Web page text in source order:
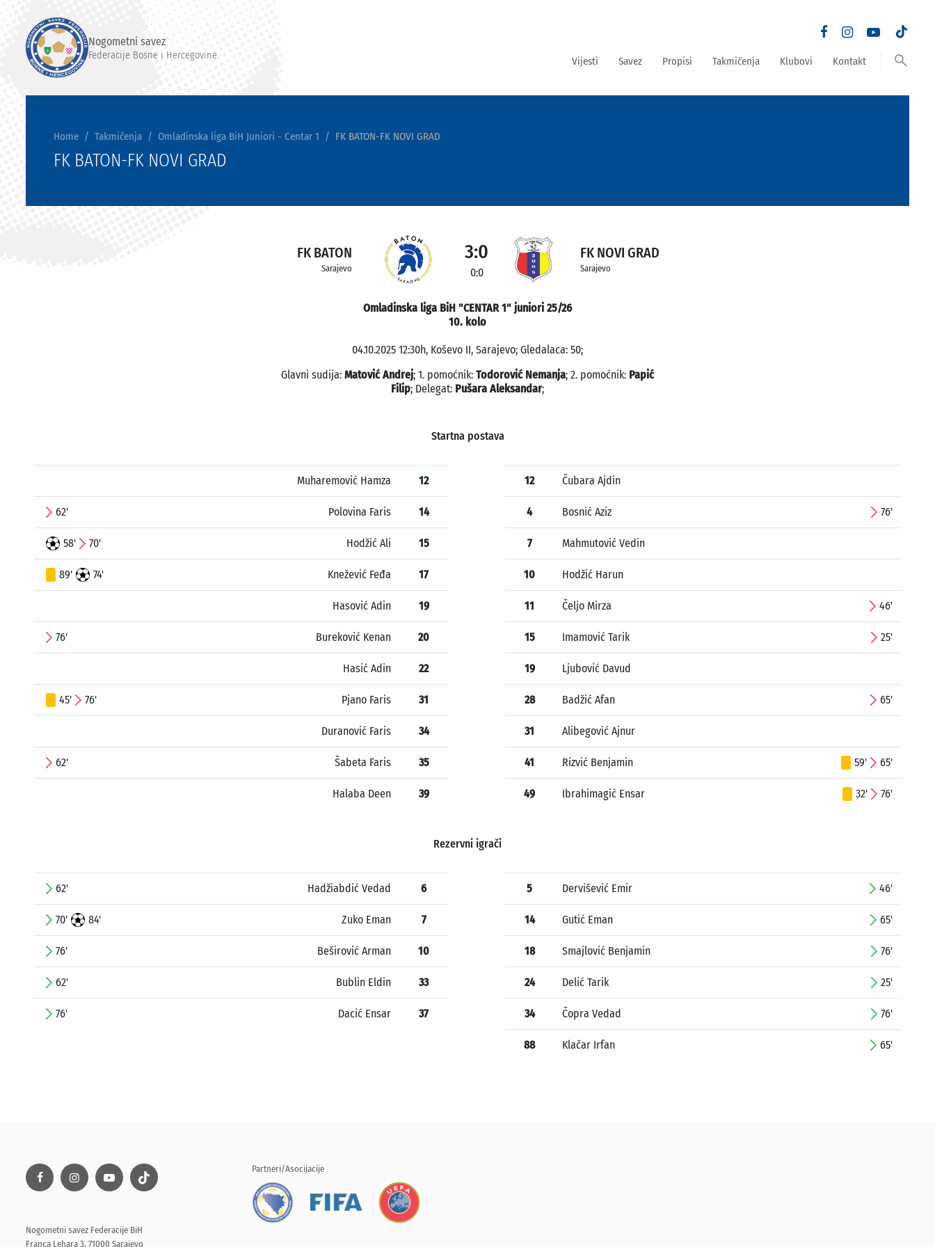
Nogometni savez
Federacije Bosne i Hercegovine Vijesti Savez Propisi Takmičenja Klubovi Kontakt search
Home Takmičenja Omladinska liga BiH Juniori - Centar 1 FK BATON-FK NOVI GRAD
FK BATON-FK NOVI GRAD
FK BATON
Sarajevo
3:0
0:0
FK NOVI GRAD
Sarajevo
Omladinska liga BiH "CENTAR 1" juniori 25/26
10. kolo
04.10.2025 12:30h, Koševo II, Sarajevo; Gledalaca: 50;
Glavni sudija: Matović Andrej; 1. pomoćnik: Todorović Nemanja; 2. pomoćnik: Papić
Filip; Delegat: Pušara Aleksandar;
Startna postava
Muharemović Hamza 12
62' Polovina Faris 14
58' 70' Hodžić Ali 15
89' 74' Knežević Feđa 17
Hasović Adin 19
76' Bureković Kenan 20
Hasić Adin 22
45' 76' Pjano Faris 31
Duranović Faris 34
62' Šabeta Faris 35
Halaba Deen 39
12 Čubara Ajdin
4 Bosnić Aziz 76'
7 Mahmutović Vedin
10 Hodžić Harun
11 Čeljo Mirza 46'
15 Imamović Tarik 25'
19 Ljubović Davud
28 Badžić Afan 65'
31 Alibegović Ajnur
41 Rizvić Benjamin 59' 65'
49 Ibrahimagić Ensar 32' 76'
Rezervni igrači
62' Hadžiabdić Vedad 6
70' 84' Zuko Eman 7
76' Beširović Arman 10
62' Bublin Eldin 33
76' Dacić Ensar 37
5 Dervišević Emir 46'
14 Gutić Eman 65'
18 Smajlović Benjamin 76'
24 Delić Tarik 25'
34 Čopra Vedad 76'
88 Klačar Irfan 65'
Nogometni savez Federacije BiH
Franca Lehara 3, 71000 Sarajevo
Partneri/Asocijacije